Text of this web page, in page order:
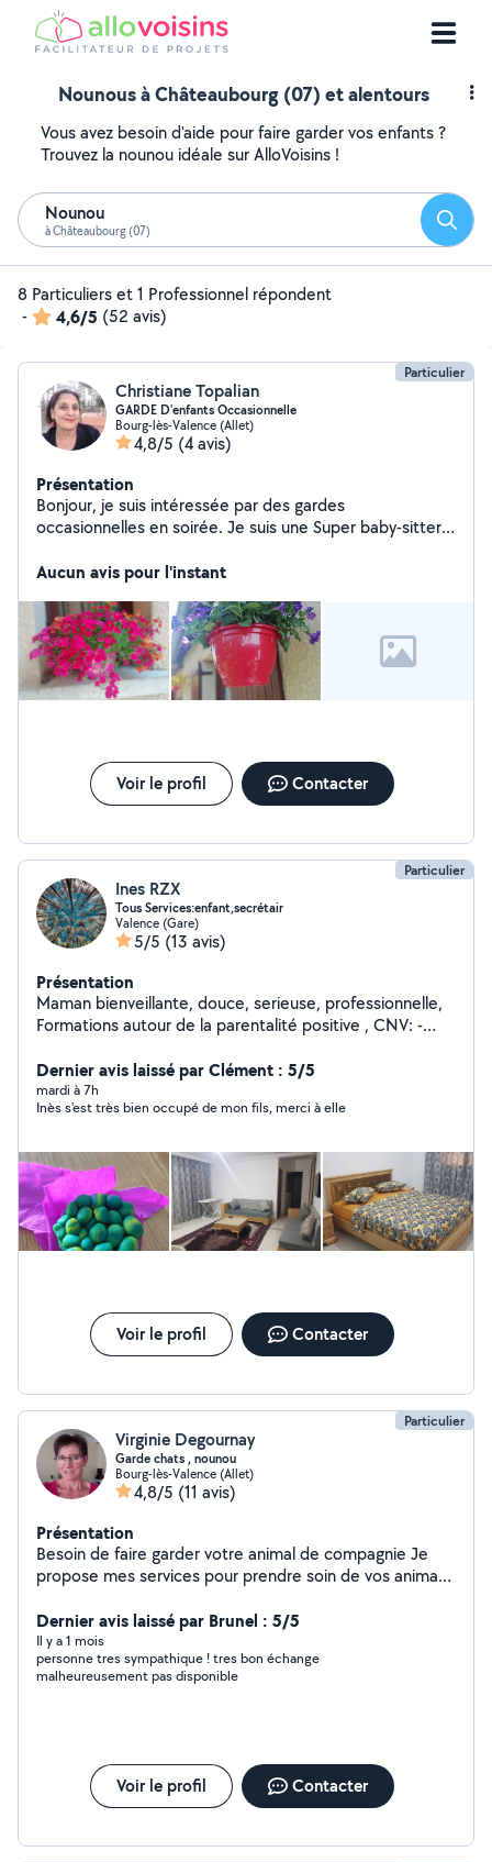
Nounous à Châteaubourg (07) et alentours
Vous avez besoin d'aide pour faire garder vos enfants ?
Trouvez la nounou idéale sur AlloVoisins !
Nounou
à Châteaubourg (07)
8 Particuliers et 1 Professionnel répondent
-
4,6/5 (52 avis)
Particulier
Christiane Topalian
GARDE D'enfants Occasionnelle
Bourg-lès-Valence (Allet)
4,8/5 (4 avis)
Présentation
Bonjour, je suis intéressée par des gardes
occasionnelles en soirée. Je suis une Super baby-sitter,
besoins des enfants. Je suis une personne de confiance.
J'ai le permis ainsi qu'un véhicule. Je peux me déplacer
sur Bourg les Valence, Valence, et les alentours proche.
Je reste à votre disposition pour une rencontre, afin
Aucun avis pour l'instant
Voir le profil Contacter
Particulier
Ines RZX
Tous Services:enfant,secrétair
Valence (Gare)
5/5 (13 avis)
Présentation
Maman bienveillante, douce, serieuse, professionnelle,
Formations autour de la parentalité positive , CNV: -
handicap OK) ( jour, Mariage, weekend ,nuit ) -SERVEUR:
mariage, réception, soirée -HANDICAP:
accompagnement, éveil..... -Personnes âgées, adultes :
ADMINISTRATIF: secrétariat, aide admin, rédactions de
COURRIERS, accompagnement à des RDV administratif
( CAF, retraite, Sécu, impôts..) aide au dossier retraite,
TRI- classement de vos papiers ou autre........ -SERVICES
divers: promenade, courses, ...... -MENAGE .. -
N'hesitez pas à me contacter pour discuter de votre
besoin ensemble,sans engagement, avec plaisir,.. Belle
journée:):)
Dernier avis laissé par Clément : 5/5
mardi à 7h
Inès s'est très bien occupé de mon fils, merci à elle
Voir le profil Contacter
Particulier
Virginie Degournay
Garde chats , nounou
Bourg-lès-Valence (Allet)
4,8/5 (11 avis)
Présentation
Besoin de faire garder votre animal de compagnie Je
propose mes services pour prendre soin de vos animaux
même deux adorables chats. Je suis à votre écoute
selon vos besoins. Ayant un CAP petite enfance, je fait
également de la garde d enfants à domicile depuis 20
ans. Et pourquoi pas quelques prestations de ménage
Dernier avis laissé par Brunel : 5/5
Il y a 1 mois
personne tres sympathique ! tres bon échange
malheureusement pas disponible
Voir le profil Contacter